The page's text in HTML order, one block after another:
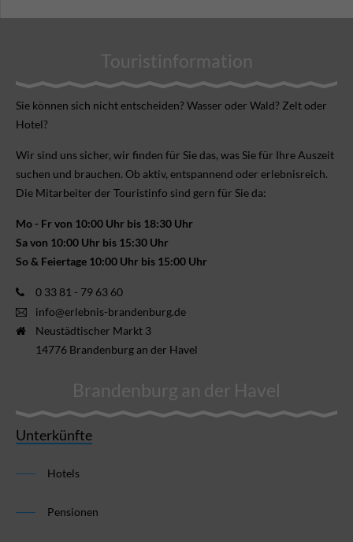
Touristinformation
Sie können sich nicht ent­scheiden? Wasser oder Wald? Zelt oder
Hotel?
Wir sind uns sicher, wir finden für Sie das, was Sie für Ihre Aus­zeit
suchen und brauchen. Ob aktiv, ent­spannend oder erlebnis­reich.
Die Mitarbeiter der Touristinfo sind gern für Sie da:
Mo - Fr von 10:00 Uhr bis 18:30 Uhr
Sa von 10:00 Uhr bis 15:30 Uhr
So & Feiertage 10:00 Uhr bis 15:00 Uhr
0 33 81 - 79 63 60
info@erlebnis-brandenburg.de
Neustädtischer Markt 3
14776 Brandenburg an der Havel
Brandenburg an der Havel
Unterkünfte
Hotels
Pensionen